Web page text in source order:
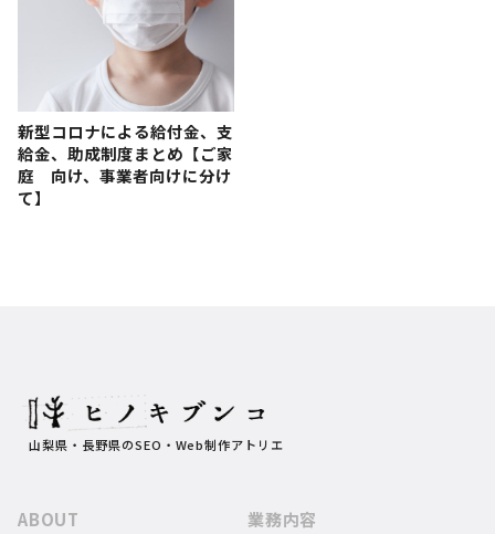
新型コロナによる給付金、支
給金、助成制度まとめ【ご家
庭 向け、事業者向けに分け
て】
山梨県・長野県のSEO・Web制作アトリエ
ABOUT 業務内容